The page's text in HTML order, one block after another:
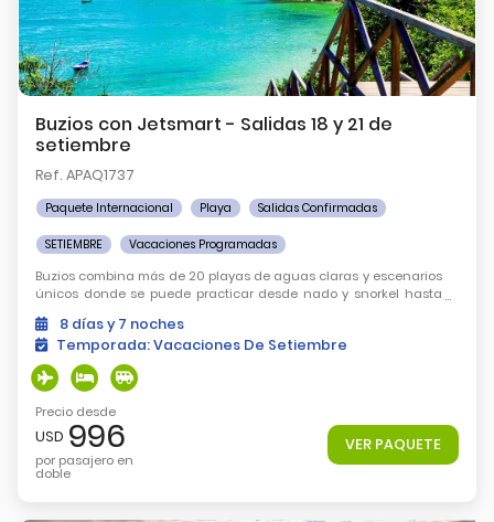
Buzios con Jetsmart - Salidas 18 y 21 de
setiembre
Ref. APAQ1737
Paquete Internacional Playa Salidas Confirmadas
SETIEMBRE Vacaciones Programadas
Buzios combina más de 20 playas de aguas claras y escenarios
únicos donde se puede practicar desde nado y snorkel hasta
8 díasy 7 noches
Temporada:Vacaciones De Setiembre
Precio desde
USD 996
por pasajero en
doble
VER PAQUETE